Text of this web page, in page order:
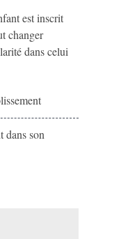
est inscrit
changer
dans celui
dans son